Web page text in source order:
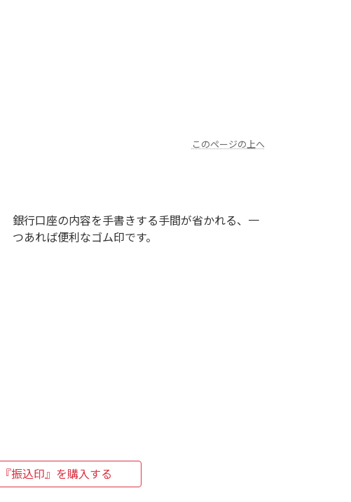
このページの上へ
銀行口座の内容を手書きする手間が省かれる、一
つあれば便利なゴム印です。
『振込印』を購入する